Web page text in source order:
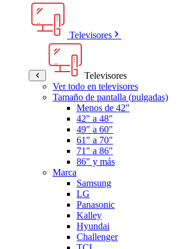
Televisores
Televisores
Ver todo en televisores
Tamaño de pantalla (pulgadas)
Menos de 42"
42" a 48"
49" a 60"
61" a 70"
71" a 86"
86" y más
Marca
Samsung
LG
Panasonic
Kalley
Hyundai
Challenger